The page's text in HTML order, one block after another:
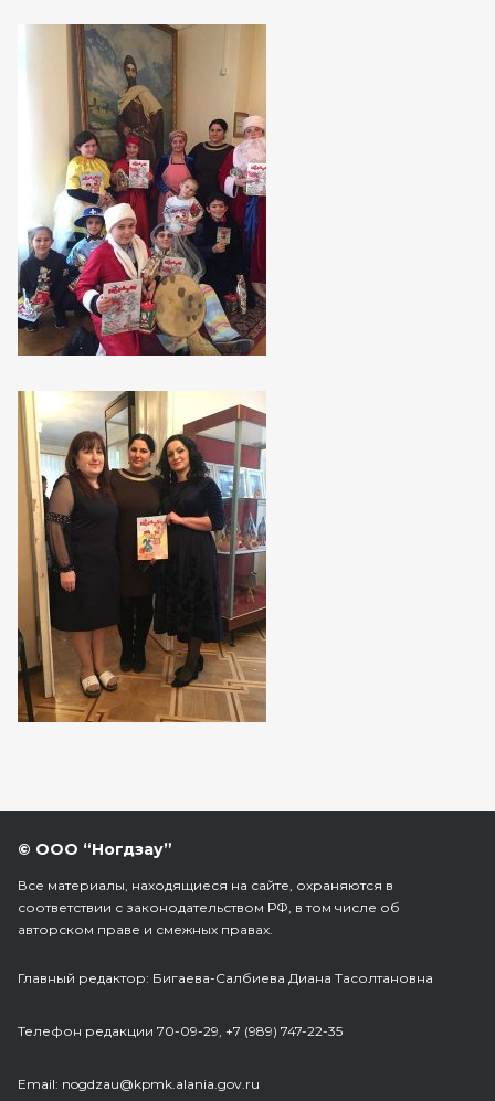
© ООО “Ногдзау”
Все материалы, находящиеся на сайте, охраняются в
соответствии с законодательством РФ, в том числе об
авторском праве и смежных правах.
Главный редактор: Бигаева-Салбиева Диана Тасолтановна
Телефон редакции 70-09-29, +7 (989) 747-22-35
Еmail: nogdzau@kpmk.alania.gov.ru